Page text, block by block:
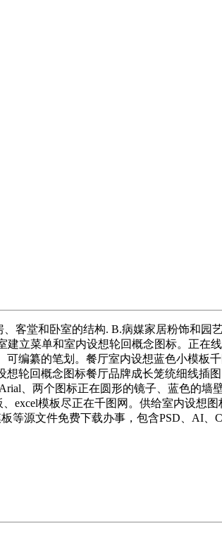
堂和卧室的结构. B.病媒家居粉饰和园
立菜单和室内设想轮回概念图标。正
编纂的笔划。餐厅室内设想蓝色小模板
轮回概念图标餐厅品牌成长笼统细线插
、两个图标正在圆形的镜子、蓝色的
excel模板尽正在千图网。供给室内设想
源文件免费下载办事，包含PSD、AI、